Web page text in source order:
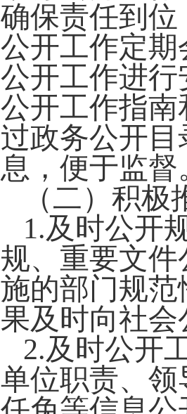
确保责任到
公开工作定
公开工作进
公开工作指
过政务公开
息，便于监督
（二）积
1.及时公开
规、重要文
施的部门规
果及时向社会
2.及时公开
单位职责、